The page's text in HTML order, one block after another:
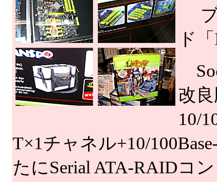
ブ
ド
改
10/
T×1チャネル+10/
たにSerial ATA-RAIDコ